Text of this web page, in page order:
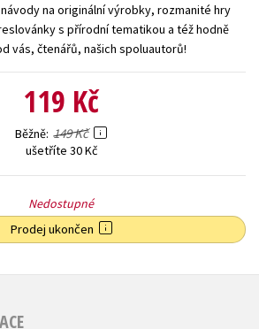
na originální výrobky, rozmanité hry
s přírodní tematikou a též hodně
vás, čtenářů, našich spoluautorů!
119 Kč
Běžně 149 Kč
ušetříte 30 Kč
Nedostupné
Prodej ukončen